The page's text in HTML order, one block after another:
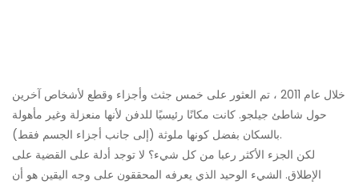
خلال عام 2011 ، تم العثور على خمس جثث وأجزاء وقطع لأشخاص آخرين
حول شاطئ جيلجو. كانت مكانًا رئيسيًا للدفن لأنها منعزلة وغير مأهولة
بالسكان بفضل كونها ملوثة (إلى جانب أجزاء الجسم فقط).
لكن الجزء الأكثر رعبا من كل شيء؟ لا توجد أدلة على القضية على
الإطلاق. الشيء الوحيد الذي يعرفه المحققون على وجه اليقين هو أن